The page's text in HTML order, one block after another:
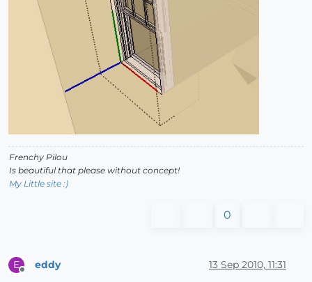
Frenchy Pilou
Is beautiful that please without concept!
My Little site :)
0
E eddy 13 Sep 2010, 11:31